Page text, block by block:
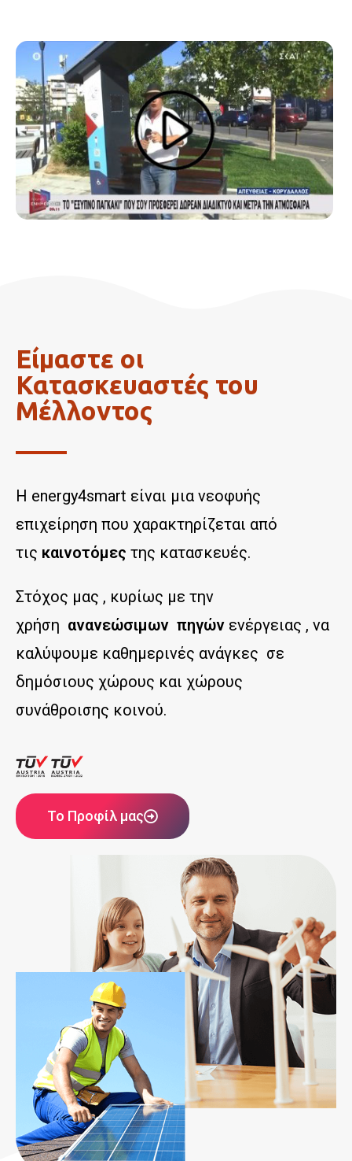
Είμαστε οι
Κατασκευαστές του
Μέλλοντος
Η energy4smart είναι μια νεοφυής
επιχείρηση που χαρακτηρίζεται από
τις καινοτόμες της κατασκευές.
Στόχος μας , κυρίως με την
χρήση ανανεώσιμων πηγών ενέργειας , να
καλύψουμε καθημερινές ανάγκες σε
δημόσιους χώρους και χώρους
συνάθροισης κοινού.
Το Προφίλ μας